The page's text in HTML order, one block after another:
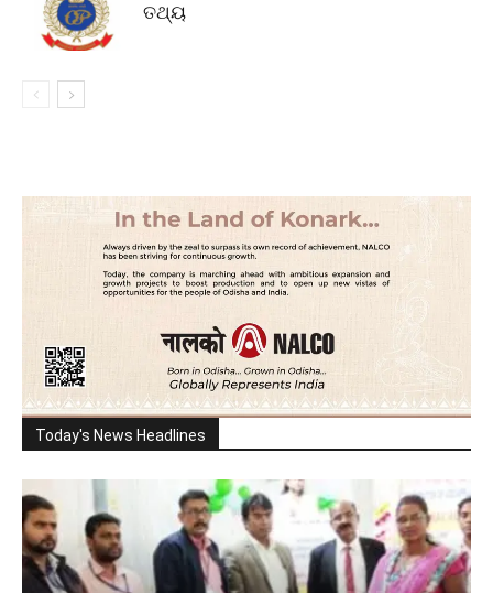
ତଥ୍ୟ
Today's News Headlines